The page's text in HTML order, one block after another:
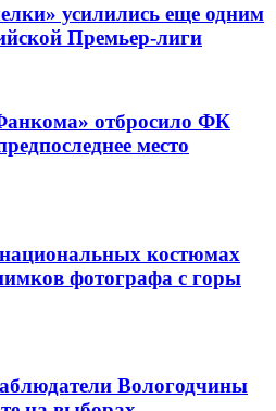
усилились еще одним
Премьер-лиги
отбросило ФК
место
костюмах
фотографа с горы
Вологодчины